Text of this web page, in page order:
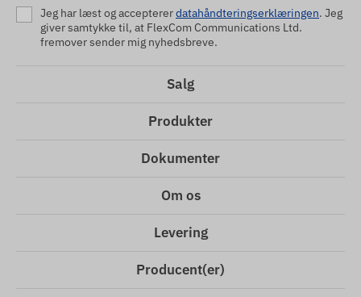
Jeg har læst og acceptererdatahåndteringserklæringen. Jeg
giver samtykke til, at FlexCom Communications Ltd.
fremover sender mig nyhedsbreve.
Salg
Produkter
Dokumenter
Om os
Levering
Producent(er)